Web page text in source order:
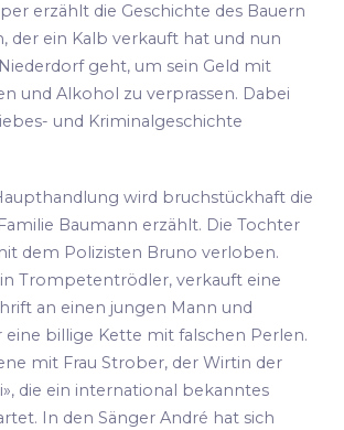
erzählt die Geschichte des Bauern
der ein Kalb verkauft hat und nun
geht, um sein Geld mit
und Alkohol zu verprassen. Dabei
und Kriminalgeschichte
wird bruchstückhaft die
Baumann erzählt. Die Tochter
dem Polizisten Bruno verloben.
Trompetentrödler, verkauft eine
an einen jungen Mann und
billige Kette mit falschen Perlen.
mit Frau Strober, der Wirtin der
die ein international bekanntes
In den Sänger André hat sich